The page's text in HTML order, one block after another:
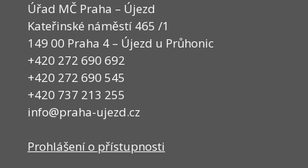
Úřad MČ Praha – Újezd
Kateřinské náměstí 465 /1
149 00 Praha 4 – Újezd u Průhonic
+420 272 690 692
+420 272 690 545
+420 737 213 255
info@praha-ujezd.cz
Prohlášení o přístupnosti